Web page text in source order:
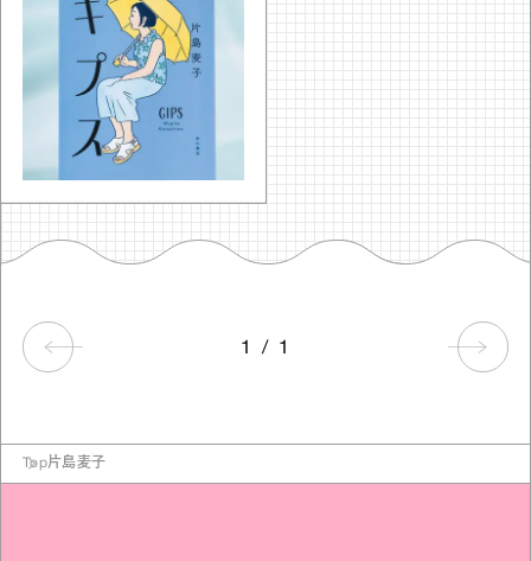
1 / 1
Top片島麦子